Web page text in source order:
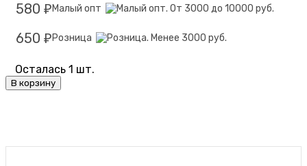
580 ₽ Малый опт
650 ₽ Розница
Осталась 1 шт.
В корзину